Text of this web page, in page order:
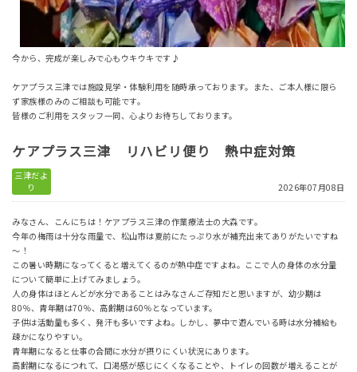
今から、完成が楽しみで心もウキウキです♪
ケアプラス三津では施設見学・体験利用を随時承っております。また、ご本人様に限ら
ず家族様のみのご相談も可能です。
皆様のご利用をスタッフ一同、心よりお待ちしております。
ケアプラス三津 リハビリ便り 熱中症対策
三津だよ
り
2026年07月08日
みなさん、こんにちは！ケアプラス三津の作業療法士の大森です。
今年の梅雨は十分な雨量で、松山市は夏前にたっぷり水が補充出来てありがたいですね
～！
この暑い時期になってくると増えてくるのが熱中症ですよね。ここで人の身体の水分量
について簡単に上げてみましょう。
人の身体はほとんどが水分であることはみなさんご存知だと思いますが、幼少期は
80％、青年期は70％、高齢期は60％となっています。
子供は活動量も多く、発汗も多いですよね。しかし、夢中で遊んでいる時は水分補給も
疎かになりやすい。
青年期になると仕事の合間に水分が摂りにくい状況にあります。
高齢期になるにつれて、口渇感が感じにくくなることや、トイレの回数が増えることが